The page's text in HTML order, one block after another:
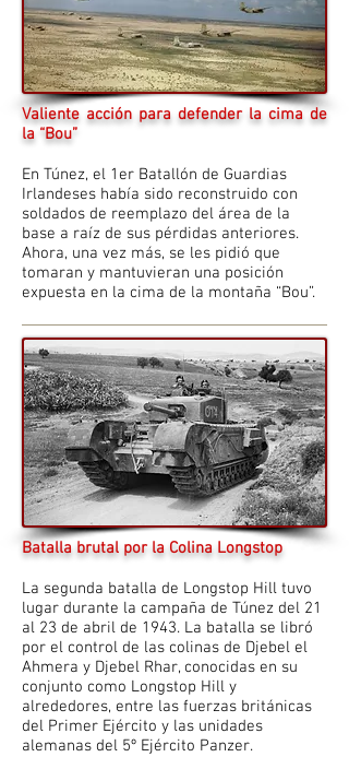
Valiente acción para defender la cima de
la “Bou”
En Túnez, el 1er Batallón de Guardias
Irlandeses había sido reconstruido con
soldados de reemplazo del área de la
base a raíz de sus pérdidas anteriores.
Ahora, una vez más, se les pidió que
tomaran y mantuvieran una posición
expuesta en la cima de la montaña “Bou”.
Batalla brutal por la Colina Longstop
La segunda batalla de Longstop Hill tuvo
lugar durante la campaña de Túnez del 21
al 23 de abril de 1943. La batalla se libró
por el control de las colinas de Djebel el
Ahmera y Djebel Rhar, conocidas en su
conjunto como Longstop Hill y
alrededores, entre las fuerzas británicas
del Primer Ejército y las unidades
alemanas del 5º Ejército Panzer.